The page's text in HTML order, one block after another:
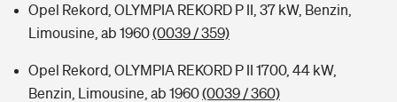
Opel Rekord, OLYMPIA REKORD P II, 37 kW, Benzin,
Limousine, ab 1960(0039 / 359)
Opel Rekord, OLYMPIA REKORD P II 1700, 44 kW,
Benzin, Limousine, ab 1960(0039 / 360)